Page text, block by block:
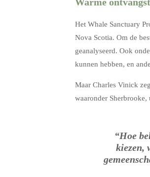
Het Whale Sanctuary
Nova Scotia. Om de
geanalyseerd. Ook
kunnen hebben, en
Maar Charles Vinick
waaronder
“Hoe
kiezen,